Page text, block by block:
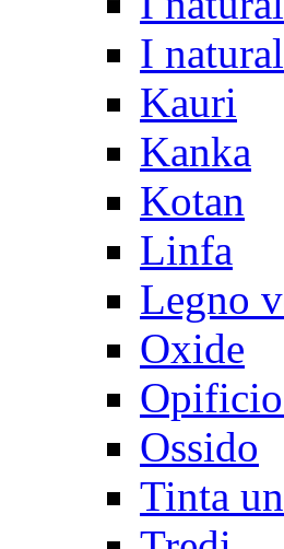
I
Kauri
Kanka
Kotan
Linfa
Legno
Oxide
Ossido
Tinta